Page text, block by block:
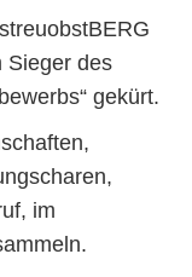
Sieger des
gekürt.
im